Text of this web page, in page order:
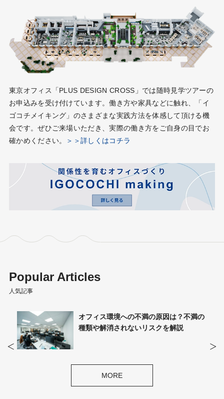
東京オフィス「PLUS DESIGN CROSS」では随時見学ツアーの
お申込みを受け付けています。働き方や家具などに触れ、「イ
ゴコチメイキング」のさまざまな実践方法を体感して頂ける機
会です。ぜひご来場いただき、実際の働き方をご自身の目でお
確かめください。
＞＞詳しくはコチラ
Popular Articles
人気記事
オフィス環境への不満の原因は？不満の
種類や解消されないリスクを解説
MORE